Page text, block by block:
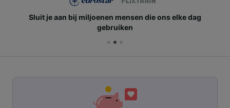
Sluit je aan bij miljoenen mensen die ons elke dag
gebruiken